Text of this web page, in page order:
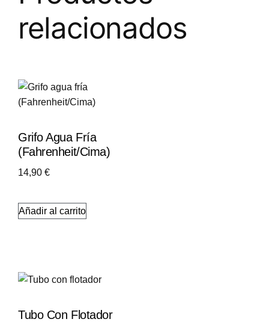
relacionados
Grifo Agua Fría
(Fahrenheit/Cima)
14,90 €
Añadir al carrito
Tubo Con Flotador